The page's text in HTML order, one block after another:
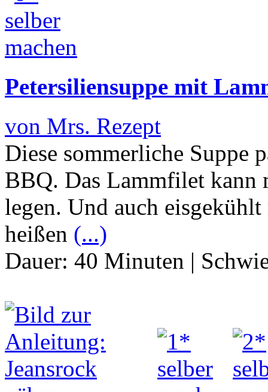
Petersiliensuppe mit
von Mrs. Rezept
Diese sommerliche Suppe
BBQ. Das Lammfilet kann
legen. Und auch
heißen (...)
Dauer: 40 Minuten |